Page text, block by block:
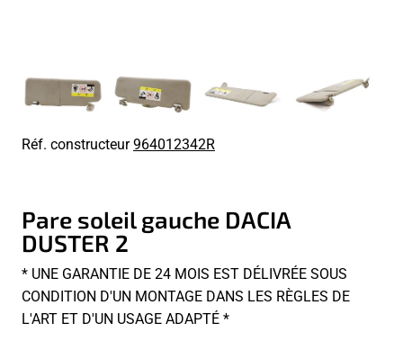
Réf. constructeur964012342R
Pare soleil gauche DACIA
DUSTER 2
* UNE GARANTIE DE 24 MOIS EST DÉLIVRÉE SOUS
CONDITION D'UN MONTAGE DANS LES RÈGLES DE
L'ART ET D'UN USAGE ADAPTÉ *